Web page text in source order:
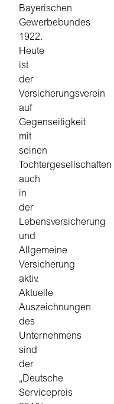
Bayerischen
Gewerbebundes
1922.
Heute
ist
der
Versicherungsverein
auf
Gegenseitigkeit
mit
seinen
Tochtergesellschaften
auch
in
der
Lebensversicherung
und
Allgemeine
Versicherung
aktiv.
Aktuelle
Auszeichnungen
des
Unternehmens
sind
der
„Deutsche
Servicepreis